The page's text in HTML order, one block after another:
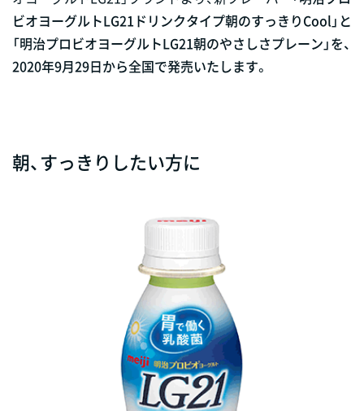
ビオヨーグルトLG21ドリンクタイプ朝のすっきりCool」と
「明治プロビオヨーグルトLG21朝のやさしさプレーン」を、
2020年9月29日から全国で発売いたします。
朝、すっきりしたい方に